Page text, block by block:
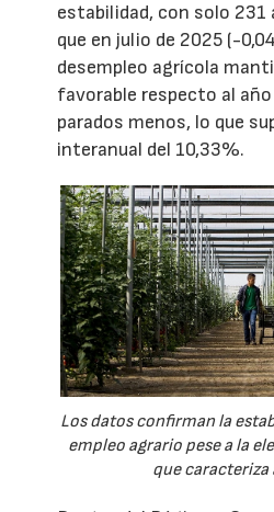
estabilidad, con solo 231
que en julio de 2025 (-
desempleo agrícola
favorable respecto al
parados menos, lo que
interanual del 10,33%.
Los datos confirman la
empleo agrario pese a la
que caracteriza